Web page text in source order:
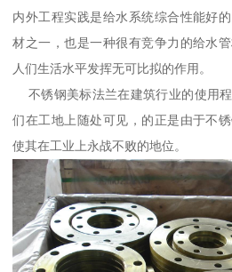
内外工程实践是给水系统综合性能好
材之一，也是一种很有竞争力的给水
人们生活水平发挥无可比拟的作用。
不锈钢美标法兰在建筑行业的使用
们在工地上随处可见，的正是由于不
使其在工业上永战不败的地位。